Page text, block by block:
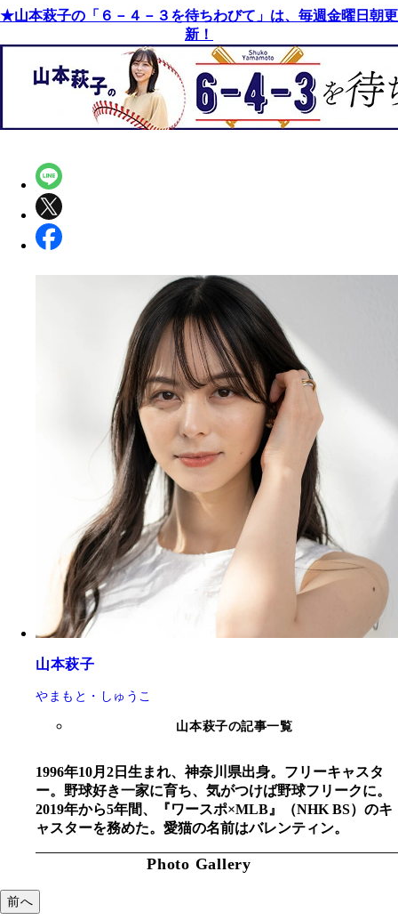
★山本萩子の「６－４－３を待ちわびて」は、毎週金曜日朝更
新！
山本萩子
やまもと・しゅうこ
山本萩子の記事一覧
1996年10月2日生まれ、神奈川県出身。フリーキャスタ
ー。野球好き一家に育ち、気がつけば野球フリークに。
2019年から5年間、『ワースポ×MLB』（NHK BS）のキ
ャスターを務めた。愛猫の名前はバレンティン。
Photo Gallery
前へ